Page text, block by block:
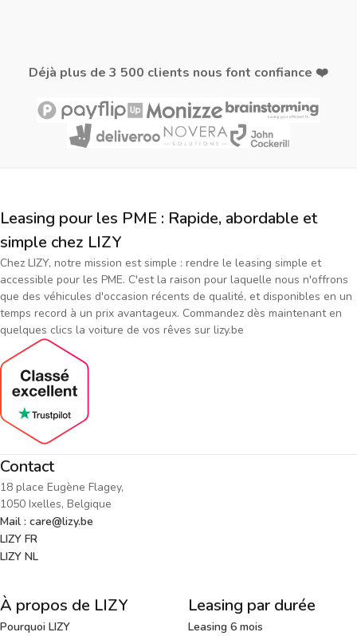
Déjà plus de 3 500 clients nous font confiance ❤️
Leasing pour les PME : Rapide, abordable et
simple chez LIZY
Chez LIZY, notre mission est simple : rendre le leasing simple et
accessible pour les PME. C'est la raison pour laquelle nous n'offrons
que des véhicules d'occasion récents de qualité, et disponibles en un
temps record à un prix avantageux. Commandez dès maintenant en
quelques clics la voiture de vos rêves sur lizy.be
Contact
18 place Eugène Flagey,
1050 Ixelles, Belgique
Mail : care@lizy.be
LIZY FR
LIZY NL
À propos de LIZY
Pourquoi LIZY
Leasing par durée
Leasing 6 mois